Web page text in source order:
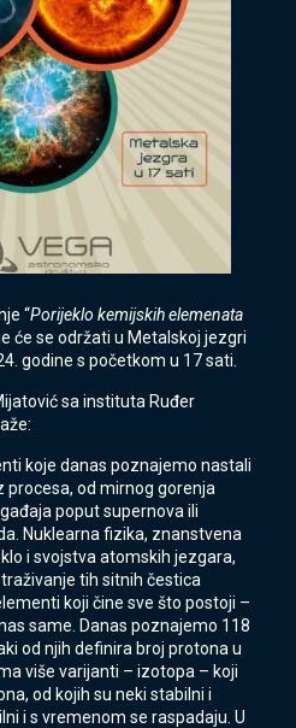
“Porijeklo kemijskih elemenata
će se održati u Metalskoj jezgri
godine s početkom u 17 sati.
sa instituta Ruđer
koje danas poznajemo nastali
od mirnog gorenja
poput supernova ili
Nuklearna fizika, znanstvena
i svojstva atomskih jezgara,
tih sitnih čestica
koji čine sve što postoji –
same. Danas poznajemo 118
od njih definira broj protona u
više varijanti – izotopa – koji
od kojih su neki stabilni i
i s vremenom se raspadaju. U